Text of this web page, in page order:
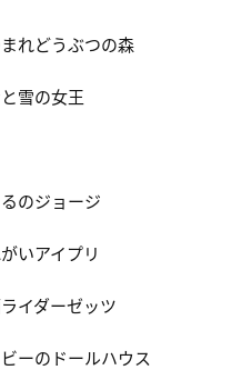
れどうぶつの森
雪の女王
のジョージ
いアイプリ
イダーゼッツ
ーのドールハウス